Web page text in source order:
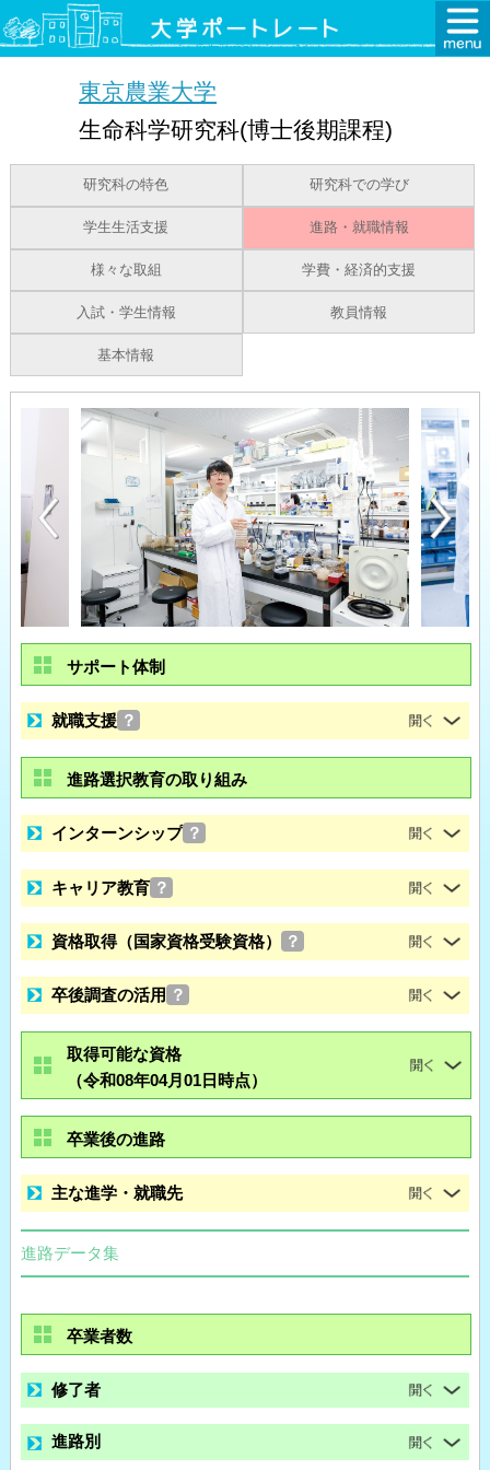
東京農業大学
生命科学研究科(博士後期課程)
研究科の特色 研究科での学び
学生生活支援 進路・就職情報
様々な取組 学費・経済的支援
入試・学生情報 教員情報
基本情報
サポート体制
就職支援 ？
進路選択教育の取り組み
インターンシップ ？
キャリア教育 ？
資格取得（国家資格受験資格） ？
卒後調査の活用 ？
取得可能な資格
（令和08年04月01日時点）
卒業後の進路
主な進学・就職先
進路データ集
卒業者数
修了者
進路別